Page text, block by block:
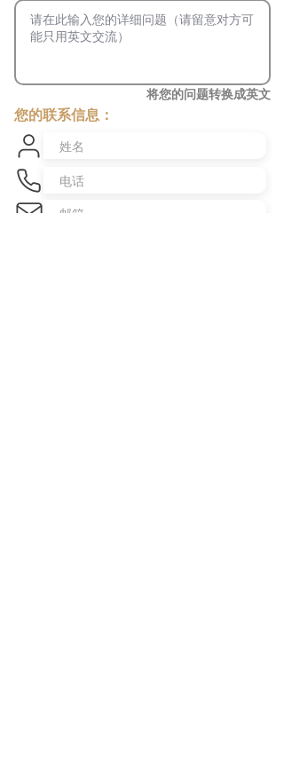
将您的问题转换成英文
您的联系信息：